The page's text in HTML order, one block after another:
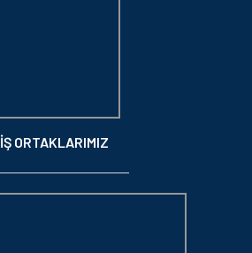
İŞ ORTAKLARIMIZ